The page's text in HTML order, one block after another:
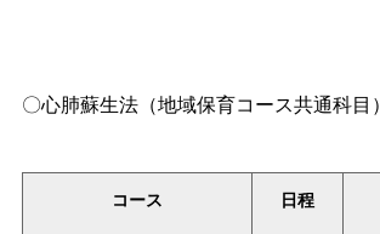
〇心肺蘇生法（地域保育コース共通科目）
コース 日程